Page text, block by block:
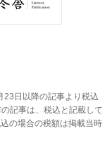
日以降の記事より税込
記事は、税込と記載して
の場合の税額は掲載当時